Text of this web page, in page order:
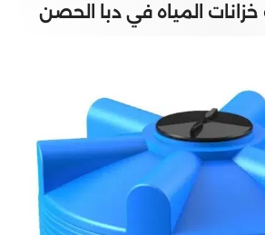
المياه في دبا الحصن